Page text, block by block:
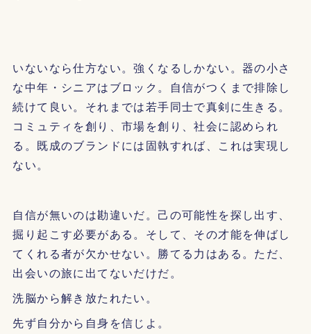
いないなら仕方ない。強くなるしかない。器の小さ
な中年・シニアはブロック。自信がつくまで排除し
続けて良い。それまでは若手同士で真剣に生きる。
コミュティを創り、市場を創り、社会に認められ
る。既成のブランドには固執すれば、これは実現し
ない。
自信が無いのは勘違いだ。己の可能性を探し出す、
掘り起こす必要がある。そして、その才能を伸ばし
てくれる者が欠かせない。勝てる力はある。ただ、
出会いの旅に出てないだけだ。
洗脳から解き放たれたい。
先ず自分から自身を信じよ。